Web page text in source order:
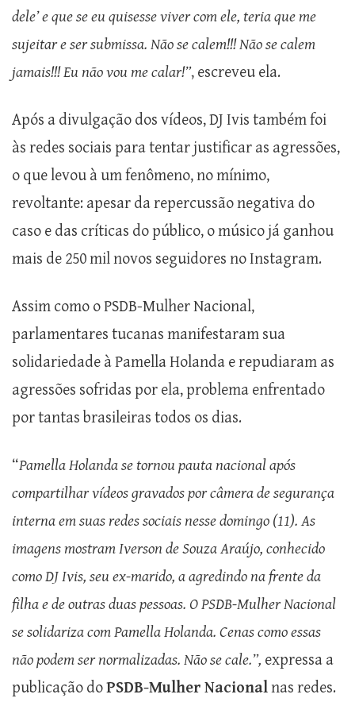
dele’ e que se eu quisesse viver com ele, teria que me
sujeitar e ser submissa. Não se calem!!! Não se calem
jamais!!! Eu não vou me calar!”, escreveu ela.
Após a divulgação dos vídeos, DJ Ivis também foi
às redes sociais para tentar justificar as agressões,
o que levou à um fenômeno, no mínimo,
revoltante: apesar da repercussão negativa do
caso e das críticas do público, o músico já ganhou
mais de 250 mil novos seguidores no Instagram.
Assim como o PSDB-Mulher Nacional,
parlamentares tucanas manifestaram sua
solidariedade à Pamella Holanda e repudiaram as
agressões sofridas por ela, problema enfrentado
por tantas brasileiras todos os dias.
“Pamella Holanda se tornou pauta nacional após
compartilhar vídeos gravados por câmera de segurança
interna em suas redes sociais nesse domingo (11). As
imagens mostram Iverson de Souza Araújo, conhecido
como DJ Ivis, seu ex-marido, a agredindo na frente da
filha e de outras duas pessoas. O PSDB-Mulher Nacional
se solidariza com Pamella Holanda. Cenas como essas
não podem ser normalizadas. Não se cale.”, expressa a
publicação doPSDB-Mulher Nacionalnas redes.